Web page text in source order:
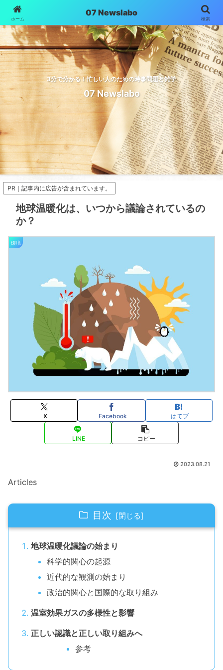
3分で分かる！忙しい人のための時事問題と雑学
07 Newslabo
PR｜記事内に広告が含まれています。
地球温暖化は、いつから議論されているの
か？
環境
X Facebook はてブ
LINE コピー
2023.08.21
Articles
目次
地球温暖化議論の始まり
科学的関心の起源
近代的な観測の始まり
政治的関心と国際的な取り組み
温室効果ガスの多様性と影響
正しい認識と正しい取り組みへ
参考
ホーム
07 Newslabo
検索